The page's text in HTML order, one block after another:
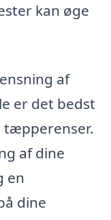
kan øge
af
er det bedst
tæpperenser.
af dine
en
dine